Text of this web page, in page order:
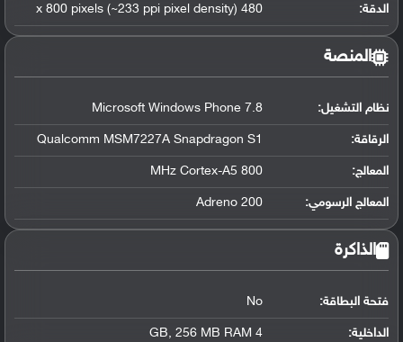
الدقة: 480 x 800 pixels (~233 ppi pixel density)
المنصة
نظام التشغيل:
Microsoft Windows Phone 7.8
الرقاقة:
Qualcomm MSM7227A Snapdragon S1
المعالج:
800 MHz Cortex-A5
المعالج الرسومي:
Adreno 200
الذاكرة
فتحة البطاقة: No
الداخلية: 4 GB, 256 MB RAM